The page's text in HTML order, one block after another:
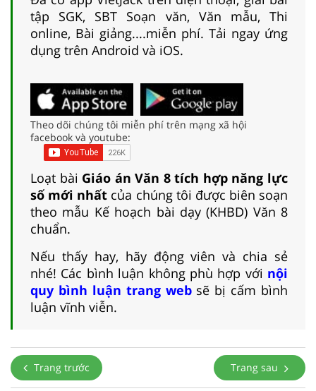
tập SGK, SBT Soạn văn, Văn mẫu, Thi
online, Bài giảng....miễn phí. Tải ngay ứng
dụng trên Android và iOS.
Theo dõi chúng tôi miễn phí trên mạng xã hội
facebook và youtube:
Loạt bài Giáo án Văn 8 tích hợp năng lực
số mới nhất của chúng tôi được biên soạn
theo mẫu Kế hoạch bài dạy (KHBD) Văn 8
chuẩn.
Nếu thấy hay, hãy động viên và chia sẻ
nhé! Các bình luận không phù hợp với nội
quy bình luận trang websẽ bị cấm bình
luận vĩnh viễn.
Trang trước Trang sau